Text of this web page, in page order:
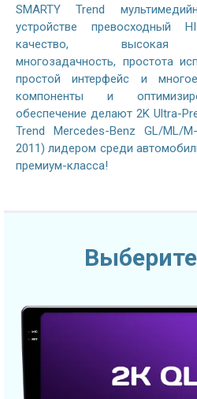
SMARTY Trend
устройстве превосходный
качество, высокая
многозадачность, простота
простой интерфейс и
компоненты и
обеспечение делают 2K Ultra-
Trend Mercedes-Benz GL/ML/
2011) лидером среди
премиум-класса!